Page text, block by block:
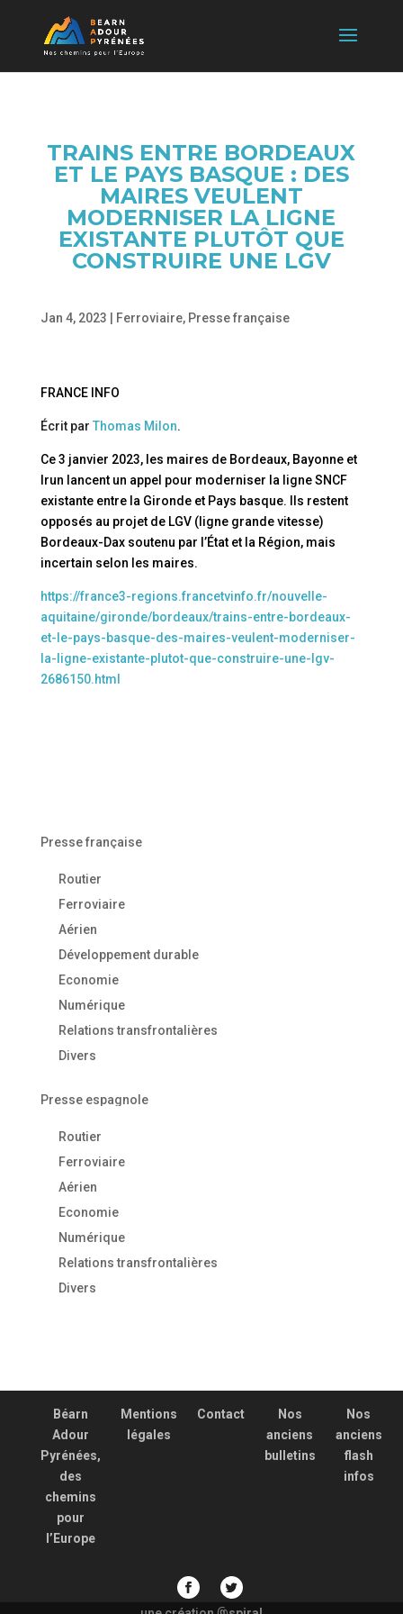
TRAINS ENTRE BORDEAUX
ET LE PAYS BASQUE : DES
MAIRES VEULENT
MODERNISER LA LIGNE
EXISTANTE PLUTÔT QUE
CONSTRUIRE UNE LGV
Jan 4, 2023 Ferroviaire, Presse française
FRANCE INFO
Écrit par Thomas Milon.
Ce 3 janvier 2023, les maires de Bordeaux, Bayonne et
Irun lancent un appel pour moderniser la ligne SNCF
existante entre la Gironde et Pays basque. Ils restent
opposés au projet de LGV (ligne grande vitesse)
Bordeaux-Dax soutenu par l’État et la Région, mais
incertain selon les maires.
https://france3-regions.francetvinfo.fr/nouvelle-
aquitaine/gironde/bordeaux/trains-entre-bordeaux-
et-le-pays-basque-des-maires-veulent-moderniser-
la-ligne-existante-plutot-que-construire-une-lgv-
2686150.html
Presse française
Routier
Ferroviaire
Aérien
Développement durable
Economie
Numérique
Relations transfrontalières
Divers
Presse espagnole
Routier
Ferroviaire
Aérien
Economie
Numérique
Relations transfrontalières
Divers
Béarn
Adour
Pyrénées,
des
chemins
pour
l’Europe
Mentions
légales
Contact
Nos
anciens
bulletins
Nos
anciens
flash
infos